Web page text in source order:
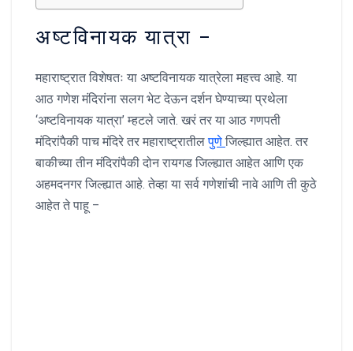
अष्टविनायक यात्रा –
महाराष्ट्रात विशेषतः या अष्टविनायक यात्रेला महत्त्व आहे. या
आठ गणेश मंदिरांना सलग भेट देऊन दर्शन घेण्याच्या प्रथेला
‘अष्टविनायक यात्रा’ म्हटले जाते. खरं तर या आठ गणपती
मंदिरांपैकी पाच मंदिरे तर महाराष्ट्रातीलपुणे जिल्ह्यात आहेत. तर
बाकीच्या तीन मंदिरांपैकी दोन रायगड जिल्ह्यात आहेत आणि एक
अहमदनगर जिल्ह्यात आहे. तेव्हा या सर्व गणेशांची नावे आणि ती कुठे
आहेत ते पाहू –